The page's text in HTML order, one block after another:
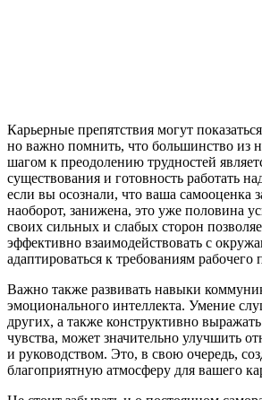
Карьерные препятствия могут
но важно помнить, что большинство
шагом к преодолению трудностей
существования и готовность работать
если вы осознали, что ваша самооценка
наоборот, занижена, это уже половина
своих сильных и слабых сторон
эффективно взаимодействовать с
адаптироваться к требованиям рабочего
Важно также развивать навыки
эмоционального интеллекта. Умение
других, а также конструктивно
чувства, может значительно улучшить
и руководством. Это, в свою очередь,
благоприятную атмосферу для вашего